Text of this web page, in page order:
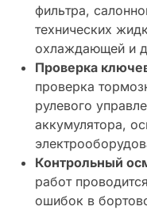
фильтра,
технических
охлаждающей и
Проверка
проверка
рулевого
аккумулятора,
Контрольный
работ
ошибок в